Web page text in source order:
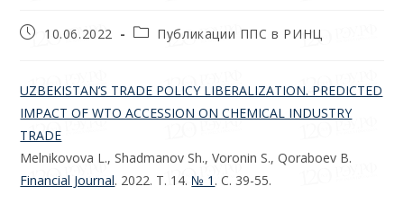
10.06.2022 Публикации ППС в РИНЦ
UZBEKISTAN’S TRADE POLICY LIBERALIZATION. PREDICTED
IMPACT OF WTO ACCESSION ON CHEMICAL INDUSTRY
TRADE
Melnikovova L., Shadmanov Sh., Voronin S., Qoraboev B.
Financial Journal. 2022. Т. 14. № 1 . С. 39-55.